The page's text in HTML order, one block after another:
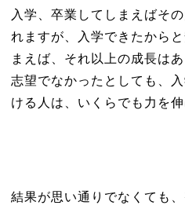
入学、卒業してしまえばそ
れますが、入学できたから
まえば、それ以上の成長は
志望でなかったとしても、
ける人は、いくらでも力を伸
結果が思い通りでなくても